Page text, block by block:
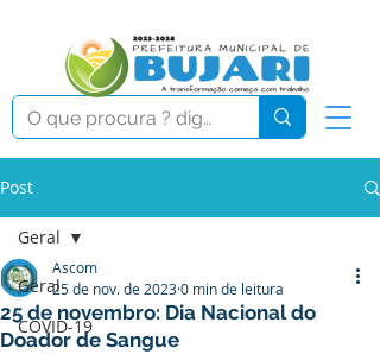
Post
Geral
COVID-19
Geral
25 de novembro: Dia Nacional do
Doador de Sangue
Ascom
25 de nov. de 20230 min de leitura